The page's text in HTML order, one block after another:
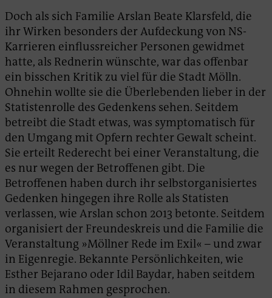
Doch als sich Familie Arslan Beate Klarsfeld, die
ihr Wirken besonders der Aufdeckung von NS-
Karrieren einflussreicher Personen gewidmet
hatte, als Rednerin wünschte, war das offenbar
ein bisschen Kritik zu viel für die Stadt Mölln.
Ohnehin wollte sie die Überlebenden lieber in der
Statistenrolle des Gedenkens sehen. Seitdem
betreibt die Stadt etwas, was symptomatisch für
den Umgang mit Opfern rechter Gewalt scheint.
Sie erteilt Rederecht bei einer Veranstaltung, die
es nur wegen der Betroffenen gibt. Die
Betroffenen haben durch ihr selbstorganisiertes
Gedenken hingegen ihre Rolle als Statisten
verlassen, wie Arslan schon 2013 betonte. Seitdem
organisiert der Freundeskreis und die Familie die
Veranstaltung »Möllner Rede im Exil« – und zwar
in Eigenregie. Bekannte Persönlichkeiten, wie
Esther Bejarano oder Idil Baydar, haben seitdem
in diesem Rahmen gesprochen.